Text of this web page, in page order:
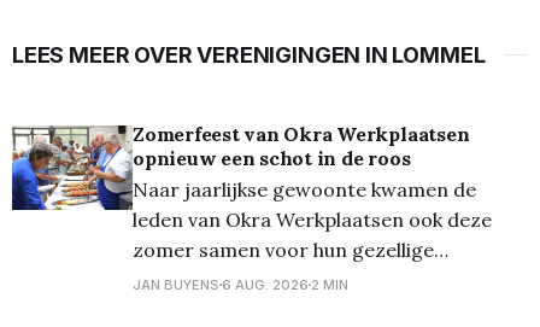
LEES MEER OVER VERENIGINGEN IN LOMMEL
Zomerfeest van Okra Werkplaatsen
opnieuw een schot in de roos
Naar jaarlijkse gewoonte kwamen de
leden van Okra Werkplaatsen ook deze
zomer samen voor hun gezellige
zomerfeest. De belangstelling was
JAN BUYENS 6 AUG. 2026 2 MIN